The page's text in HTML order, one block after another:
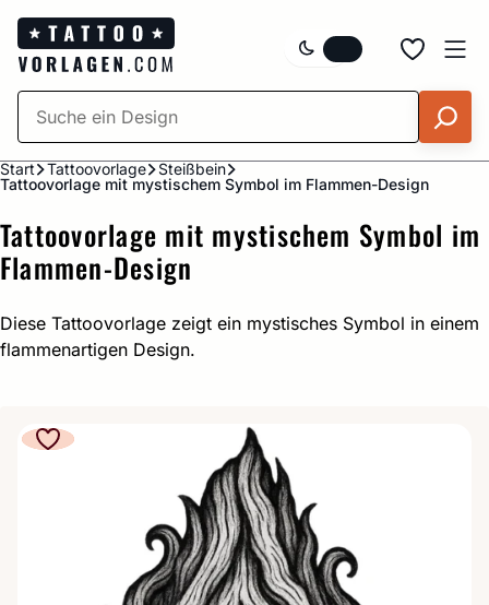
Zum
Inhalt
springen
Start Tattoovorlage
Steißbein
Tattoovorlage mit mystischem Symbol im Flammen-Design
Tattoovorlage mit mystischem Symbol im
Flammen-Design
Diese Tattoovorlage zeigt ein mystisches Symbol in einem
flammenartigen Design.